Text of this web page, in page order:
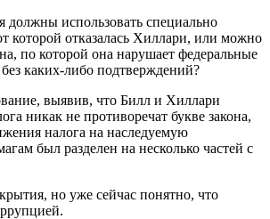
должны использовать специально
которой отказалась Хиллари, или можно
по которой она нарушает федеральные
каких-либо подтверждений?
выявив, что Билл и Хиллари
никак не противоречат букве закона,
налога на наследуемую
был разделен на несколько частей с
но уже сейчас понятно, что